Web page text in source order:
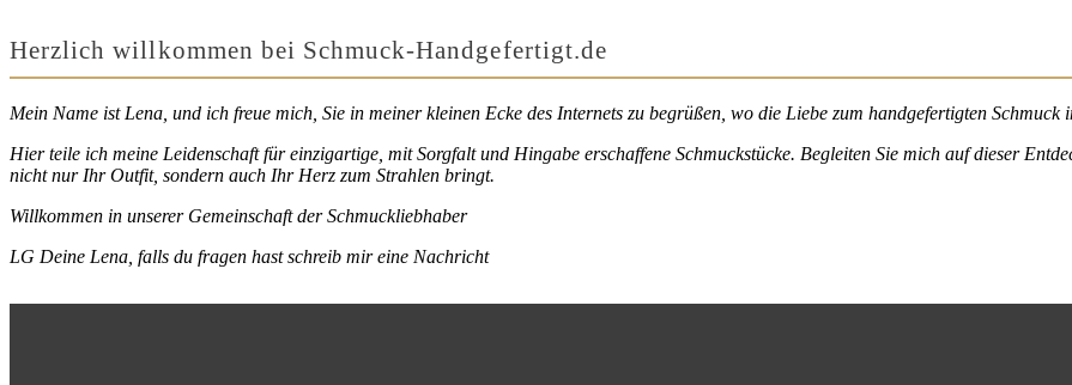
Herzlich willkommen bei Schmuck-Handgefertigt.de
Mein Name ist Lena, und ich freue mich, Sie in meiner kleinen Ecke des Internets zu begrüßen, wo die Liebe zum handgefertigten Schmuck
Hier teile ich meine Leidenschaft für einzigartige, mit Sorgfalt und Hingabe erschaffene Schmuckstücke. Begleiten Sie mich auf dieser
nicht nur Ihr Outfit, sondern auch Ihr Herz zum Strahlen bringt.
Willkommen in unserer Gemeinschaft der Schmuckliebhaber
LG Deine Lena, falls du fragen hast schreib mir eine Nachricht